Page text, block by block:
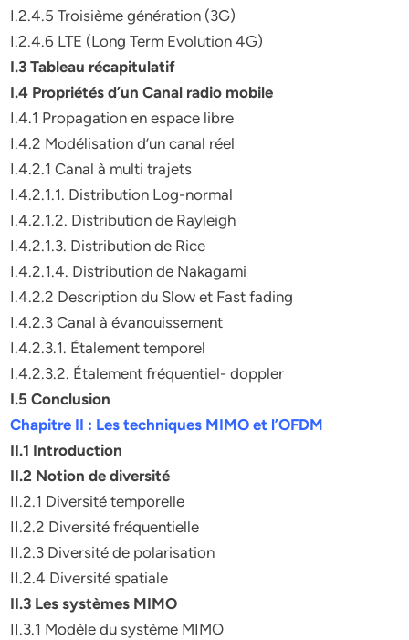
I.2.4.5 Troisième génération (3G)
I.2.4.6 LTE (Long Term Evolution 4G)
I.3 Tableau récapitulatif
I.4 Propriétés d’un Canal radio mobile
I.4.1 Propagation en espace libre
I.4.2 Modélisation d’un canal réel
I.4.2.1 Canal à multi trajets
I.4.2.1.1. Distribution Log-normal
I.4.2.1.2. Distribution de Rayleigh
I.4.2.1.3. Distribution de Rice
I.4.2.1.4. Distribution de Nakagami
I.4.2.2 Description du Slow et Fast fading
I.4.2.3 Canal à évanouissement
I.4.2.3.1. Étalement temporel
I.4.2.3.2. Étalement fréquentiel- doppler
I.5 Conclusion
Chapitre II : Les techniques MIMO et l’OFDM
II.1 Introduction
II.2 Notion de diversité
II.2.1 Diversité temporelle
II.2.2 Diversité fréquentielle
II.2.3 Diversité de polarisation
II.2.4 Diversité spatiale
II.3 Les systèmes MIMO
II.3.1 Modèle du système MIMO